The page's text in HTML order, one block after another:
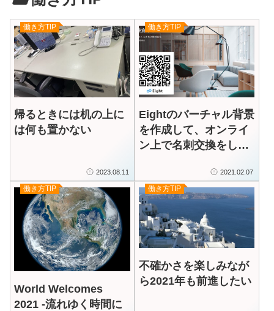
働き方TIP
帰るときには机の上に
は何も置かない
2023.08.11
働き方TIP
Eightのバーチャル背景
を作成して、オンライ
ン上で名刺交換をしよ
2021.02.07
働き方TIP
World Welcomes
2021 -流れゆく時間に
働き方TIP
不確かさを楽しみなが
ら2021年も前進したい